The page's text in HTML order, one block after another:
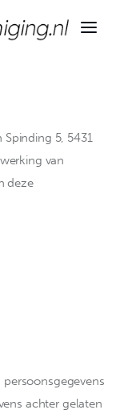
5, 5431
van
deze
achter gelaten